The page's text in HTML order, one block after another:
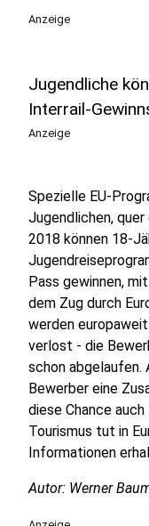
Anzeige
Jugendliche
Interrail-
Anzeige
Spezielle EU-
Jugendlichen,
2018 können 18-
Pass gewinnen,
dem Zug durch
werden
verlost - die
schon abgelaufen.
Bewerber eine
diese Chance
Tourismus tut in
Informationen
Autor: Werner